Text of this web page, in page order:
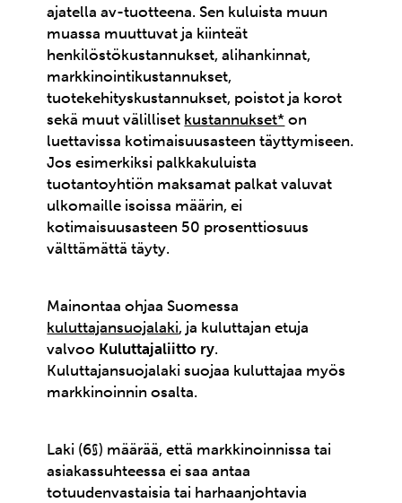
ajatella av-tuotteena. Sen kuluista muun
muassa muuttuvat ja kiinteät
henkilöstökustannukset, alihankinnat,
markkinointikustannukset,
tuotekehityskustannukset, poistot ja korot
sekä muut välilliset kustannukset* on
luettavissa kotimaisuusasteen täyttymiseen.
Jos esimerkiksi palkkakuluista
tuotantoyhtiön maksamat palkat valuvat
ulkomaille isoissa määrin, ei
kotimaisuusasteen 50 prosenttiosuus
välttämättä täyty.
Mainontaa ohjaa Suomessa
kuluttajansuojalaki, ja kuluttajan etuja
valvoo Kuluttajaliitto ry.
Kuluttajansuojalaki suojaa kuluttajaa myös
markkinoinnin osalta.
Laki (6§) määrää, että markkinoinnissa tai
asiakassuhteessa ei saa antaa
totuudenvastaisia tai harhaanjohtavia